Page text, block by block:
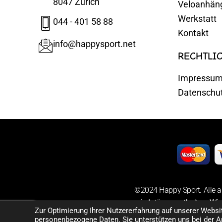
044 - 401 58 88
info@happysport.net
Werkstatt
Kontakt
Impressum
©2024 Happy Sport. Alle
sowie Irrtümer enthalten.
Zur Optimierung Ihrer Nutzererfahrung auf unserer
personenbezogene Daten. Sie unterstützen uns bei der